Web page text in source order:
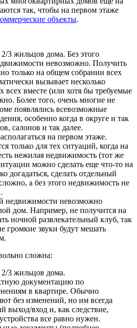
так, чтобы на первом этаже
объекты.
2/3 жильцов дома. Без этого
невозможно. Получить
только на общем собрании всех
вызывает несколько
всех вместе (или хотя бы требуемые
Более того, очень многие не
появлялись всевозможные
особенно когда в округе и так
салонов и так далее.
на первом этаже.
только для тех ситуаций, когда на
нежилая недвижимость (тот же
можно сделать еще что-то на
догадаться, сделать отдельный
а без этого недвижимость не
недвижимости невозможно
дом. Например, не получится на
ночной развлекательный клуб, так
громкие звуки будут мешать
сложна:
2/3 жильцов дома.
документацию по
в квартире. Обычно
без изменений, но им всегда
выход/вход и, как следствие,
все равно нужен.